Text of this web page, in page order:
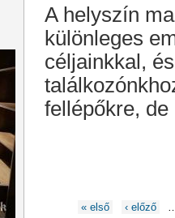
A helyszín
különleges
céljainkkal,
fellépőkre,
Oldalak
« első ‹ előző